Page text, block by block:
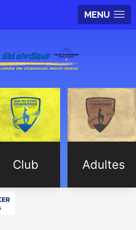
MENU
Club Adultes